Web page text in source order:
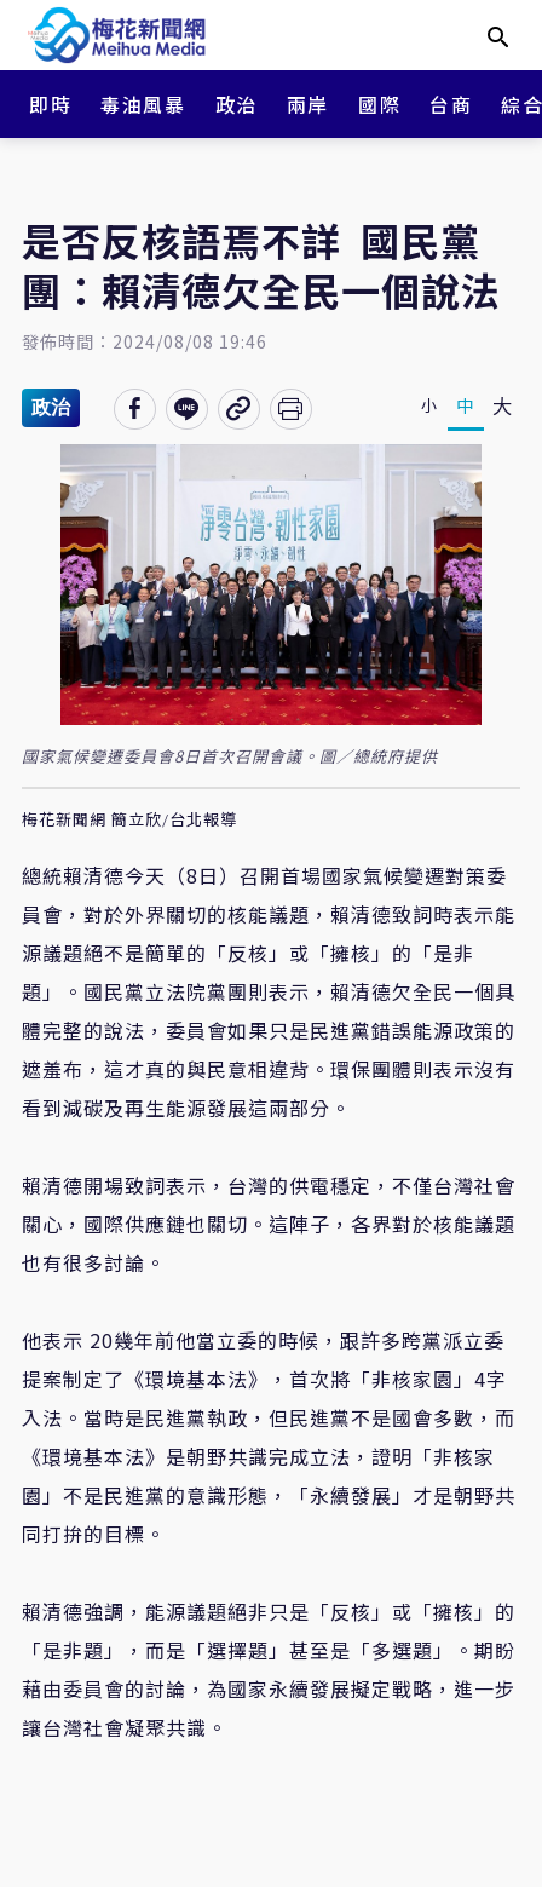
即時 毒油風暴 政治 兩岸 國際 台商 綜
是否反核語焉不詳 國民黨
團：賴清德欠全民一個說法
發佈時間：2024/08/08 19:46
政治 小 中 大
國家氣候變遷委員會8日首次召開會議。圖／總統府提供
梅花新聞網 簡立欣/台北報導
總統賴清德今天（8日）召開首場國家氣候變遷對策委
員會，對於外界關切的核能議題，賴清德致詞時表示能
源議題絕不是簡單的「反核」或「擁核」的「是非
題」。國民黨立法院黨團則表示，賴清德欠全民一個具
體完整的說法，委員會如果只是民進黨錯誤能源政策的
遮羞布，這才真的與民意相違背。環保團體則表示沒有
看到減碳及再生能源發展這兩部分。
賴清德開場致詞表示，台灣的供電穩定，不僅台灣社會
關心，國際供應鏈也關切。這陣子，各界對於核能議題
也有很多討論。
他表示 20幾年前他當立委的時候，跟許多跨黨派立委
提案制定了《環境基本法》，首次將「非核家園」4字
入法。當時是民進黨執政，但民進黨不是國會多數，而
《環境基本法》是朝野共識完成立法，證明「非核家
園」不是民進黨的意識形態，「永續發展」才是朝野共
同打拚的目標。
賴清德強調，能源議題絕非只是「反核」或「擁核」的
「是非題」，而是「選擇題」甚至是「多選題」。期盼
藉由委員會的討論，為國家永續發展擬定戰略，進一步
讓台灣社會凝聚共識。